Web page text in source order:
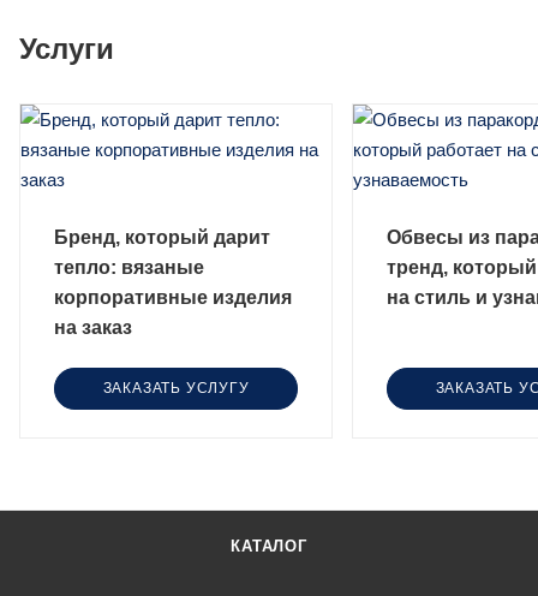
Услуги
Бренд, который дарит
тепло: вязаные
корпоративные изделия
на заказ
ЗАКАЗАТЬ УСЛУГУ
Обвесы из
тренд,
на стиль и
ЗАКАЗАТЬ
КАТАЛОГ